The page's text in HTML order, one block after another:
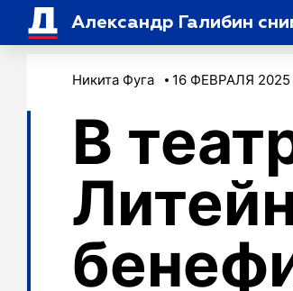
Александр Галибин
Никита Фуга 16 ФЕВРАЛЯ 2025
В